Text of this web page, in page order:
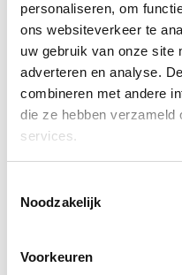
personaliseren, om
ons websiteverkeer te
uw gebruik van onze site
adverteren en analyse.
combineren met andere
die ze hebben verzameld
services.
Noodzakelijk
Voorkeuren
ruimte om op uw
genieten van een
aan uw toestel worden
monteurs uitgevoerd
onderdelen. Stel uw
voorkom ergere
Lees meer